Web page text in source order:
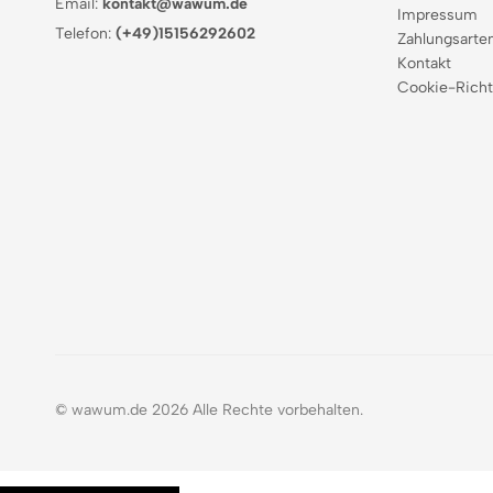
Email: kontakt@wawum.de
Telefon: (+49)15156292602
Impressum
Kontakt
Cookie-
© wawum.de 2026 Alle Rechte vorbehalten.